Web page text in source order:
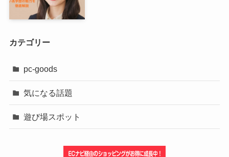
カテゴリー
pc-goods
気になる話題
遊び場スポット